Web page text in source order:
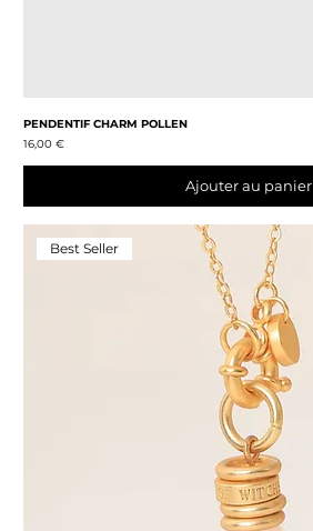
PENDENTIF CHARM POLLEN
Prix
16,00 €
Ajouter au panier
Best Seller